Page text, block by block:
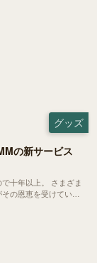
グッズ
の新サービス
上。 さまざま
の恩恵を受けている